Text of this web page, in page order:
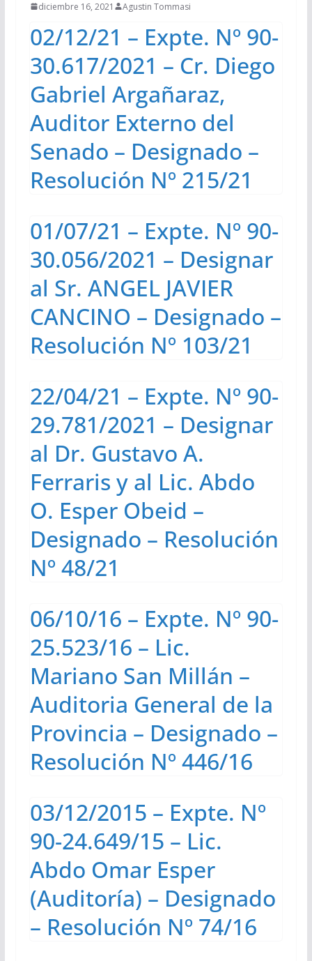
diciembre 16, 2021 Agustin Tommasi
02/12/21 – Expte. Nº 90-
30.617/2021 – Cr. Diego
Gabriel Argañaraz,
Auditor Externo del
Senado – Designado –
Resolución Nº 215/21
01/07/21 – Expte. Nº 90-
30.056/2021 – Designar
al Sr. ANGEL JAVIER
CANCINO – Designado –
Resolución Nº 103/21
22/04/21 – Expte. Nº 90-
29.781/2021 – Designar
al Dr. Gustavo A.
Ferraris y al Lic. Abdo
O. Esper Obeid –
Designado – Resolución
Nº 48/21
06/10/16 – Expte. Nº 90-
25.523/16 – Lic.
Mariano San Millán –
Auditoria General de la
Provincia – Designado –
Resolución Nº 446/16
03/12/2015 – Expte. Nº
90-24.649/15 – Lic.
Abdo Omar Esper
(Auditoría) – Designado
– Resolución Nº 74/16